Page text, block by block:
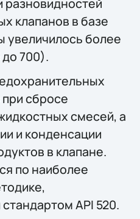
клапанов в базе
более
до 700).
сбросе
смесей, а
и конденсации
в клапане.
по наиболее
API 520.